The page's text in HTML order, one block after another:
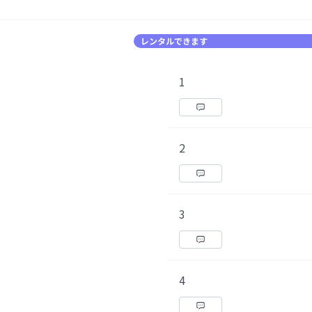
レンタルできます
1
2
3
4